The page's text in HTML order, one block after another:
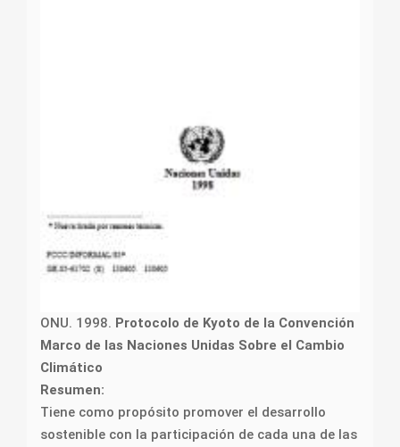
ONU. 1998. Protocolo de Kyoto de la Convención
Marco de las Naciones Unidas Sobre el Cambio
Climático
Resumen:
Tiene como propósito promover el desarrollo
sostenible con la participación de cada una de las